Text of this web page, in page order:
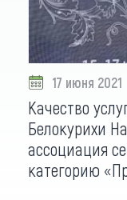
17 июня 2021
Качество
Белокурихи
ассоциация
категорию